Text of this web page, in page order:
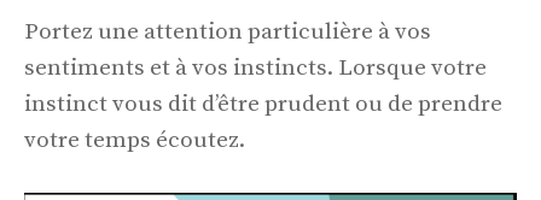
Portez une attention particulière à vos
sentiments et à vos instincts. Lorsque votre
instinct vous dit d’être prudent ou de prendre
votre temps écoutez.